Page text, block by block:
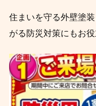
住まいを守る外壁塗
がる防災対策にもお役